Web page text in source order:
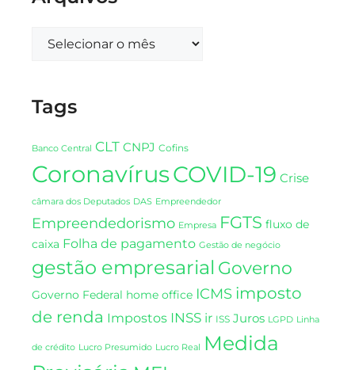
Tags
Banco Central CLT CNPJ Cofins
CoronavírusCOVID-19 Crise
câmara dos Deputados DAS Empreendedor
Empreendedorismo Empresa FGTS fluxo de
caixa Folha de pagamento Gestão de negócio
gestão empresarial Governo
Governo Federal home office ICMS imposto
de renda Impostos INSS ir ISS Juros LGPD Linha
de crédito Lucro Presumido Lucro Real
Medida